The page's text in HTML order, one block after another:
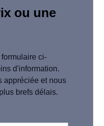
ou une
ci-
d'information.
appréciée et nous
brefs délais.